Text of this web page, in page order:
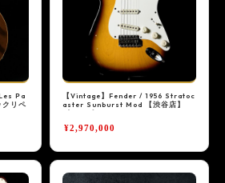
Pa
リペ
【Vintage】Fender / 1956 Stratoc
aster Sunburst Mod 【渋谷店】
《05VG》
¥2,970,000